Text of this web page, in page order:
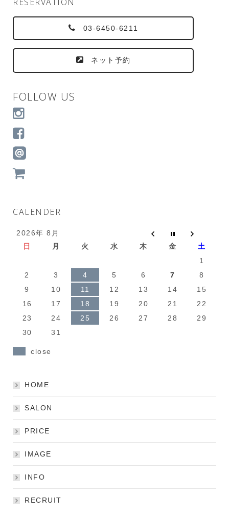
03-6450-6211
ネット予約
FOLLOW US
CALENDER
2026年 8月
日
月 火 水 木 金
土
1
2
3 4 5 6 7
8
9
10 11 12 13 14
15
16
17 18 19 20 21
22
23
24 25 26 27 28
29
30
31
close
HOME
SALON
PRICE
IMAGE
INFO
RECRUIT